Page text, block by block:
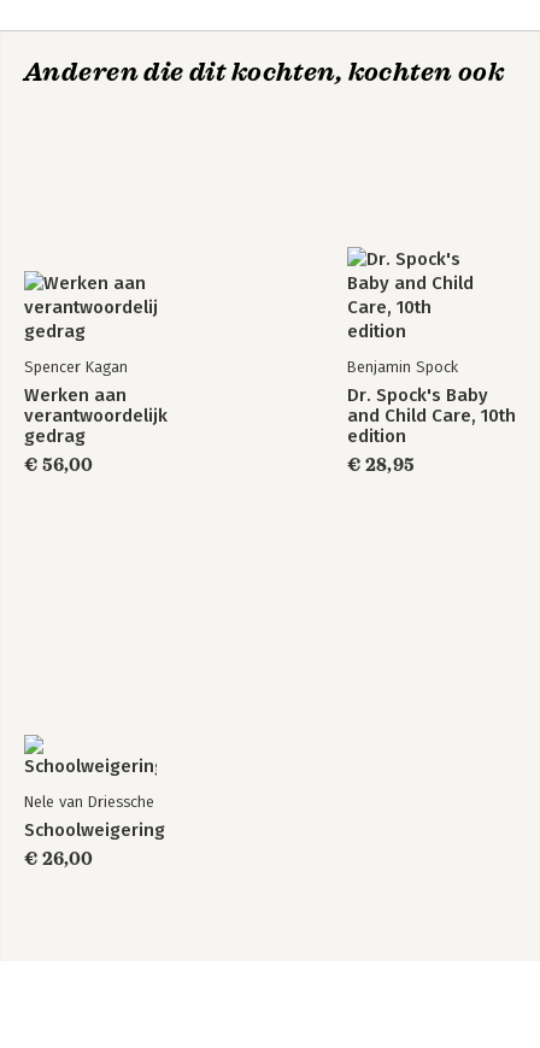
Anderen die dit kochten, kochten ook
Spencer Kagan
Werken aan
verantwoordelijk
gedrag
€ 56,00
Benjamin Spock
Dr. Spock's Baby
and Child Care, 10th
edition
€ 28,95
Nele van Driessche
Schoolweigering
€ 26,00